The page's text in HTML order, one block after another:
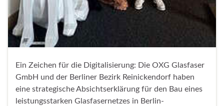
Ein Zeichen für die Digitalisierung: Die OXG Glasfaser
GmbH und der Berliner Bezirk Reinickendorf haben
eine strategische Absichtserklärung für den Bau eines
leistungsstarken Glasfasernetzes in Berlin-